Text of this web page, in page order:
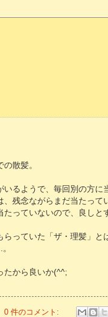
散髪。
るようで、毎回別の方に
、残念ながらまだ当たって
っていないので、良しと
らっていた「ザ・理髪」と
たから良いか(^^;
0 件のコメント: